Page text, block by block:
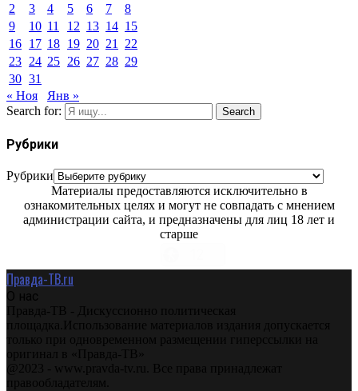
2
3 4 5 6 7
8
9
10 11 12 13 14 15
16 17 18 19 20 21
22
23 24 25 26 27 28 29
30 31
« Ноя
Янв »
Search for:
Search
Рубрики
Рубрики
Материалы предоставляются исключительно в
ознакомительных целях и могут не совпадать с мнением
администрации сайта, и предназначены для лиц 18 лет и
старше
Правда-ТВ.ru
О нас
Правда-ТВ - Дискуссионно политическая
площадка.Использование материалов издания допускается
только при одновременном размещении гиперссылки на
оригинал в «Правда-ТВ»
@2023 - www.pravda-tv.ru. Все права принадлежат
правообладателям.